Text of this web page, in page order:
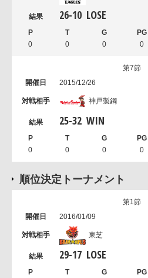
26-10 LOSE
0 0 0 0
第7節
2015/12/26
神戸製鋼
25-32 WIN
0 0 0 0
順位決定トーナメント
第1節
2016/01/09
東芝
29-17 LOSE